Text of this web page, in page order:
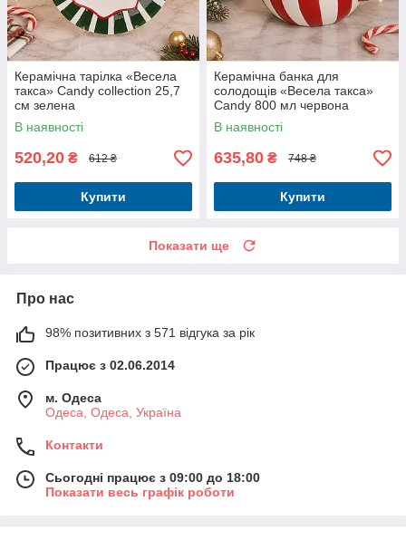
Керамічна тарілка «Весела
такса» Candy collection 25,7
см зелена
В наявності
520,20 ₴ 612 ₴
Купити
Керамічна банка для
солодощів «Весела такса»
Candy 800 мл червона
В наявності
635,80 ₴ 748 ₴
Купити
Показати ще
Про нас
98% позитивних з 571 відгука за рік
Працює з 02.06.2014
м. Одеса
Одеса, Одеса, Україна
Контакти
Сьогодні працює з 09:00 до 18:00
Показати весь графік роботи